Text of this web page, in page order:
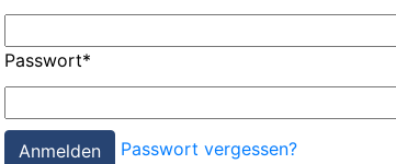
Passwort*
Passwort vergessen?